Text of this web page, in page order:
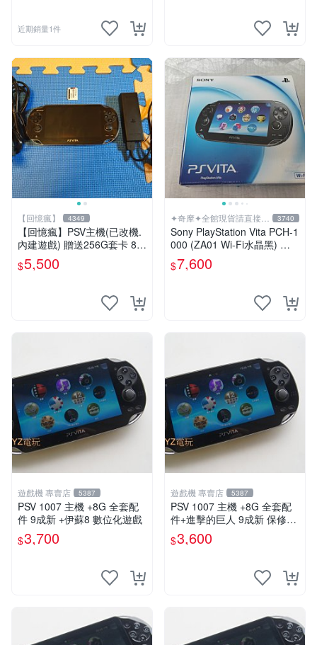
近期銷量1件
【回憶瘋】 4349
【回憶瘋】PSV主機(已改機.
內建遊戲) 贈送256G套卡 8成
新 遊戲機 PSVITA
$5,500
✦奇摩✦全館現貨請直接下
標
3740
Sony PlayStation Vita PCH-1
000 (ZA01 Wi-Fi水晶黑) 掌
上遊戲機 5英吋多點觸控螢幕
$7,600
遊戲機 專賣店 5387
PSV 1007 主機 +8G 全套配
件 9成新 +伊蘇8 數位化遊戲
$3,700
遊戲機 專賣店 5387
PSV 1007 主機 +8G 全套配
件+進擊的巨人 9成新 保修一
年 品質有保障
$3,600